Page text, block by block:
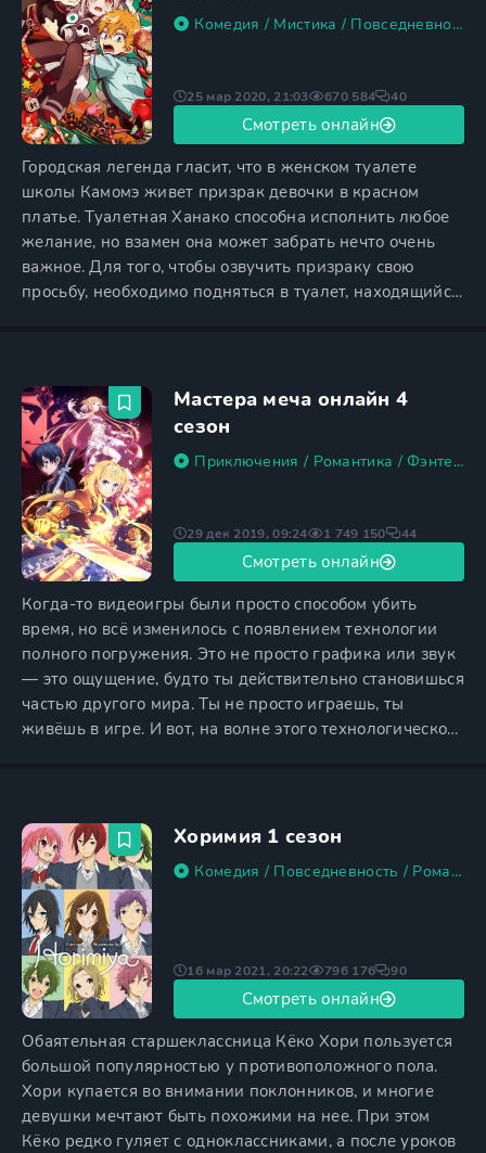
Комедия / Мистика / Повседневность
Городская легенда гласит, что в женском туалете
школы Камомэ живет призрак девочки в красном
платье. Туалетная Ханако способна исполнить любое
желание, но взамен она может забрать нечто очень
важное. Для того, чтобы озвучить призраку свою
просьбу, необходимо подняться в туалет, находящийся
туалетного призрака, последствия сделки с которым
могут
25 мар 2020, 21:03 670 584 40
Смотреть онлайн
Мастера меча онлайн 4
сезон
Приключения / Романтика / Фэнтези
Когда-то видеоигры были просто способом убить
время, но всё изменилось с появлением технологии
полного погружения. Это не просто графика или звук
— это ощущение, будто ты действительно становишься
частью другого мира. Ты не просто играешь, ты
живёшь в игре. И вот, на волне этого технологического
персонажем, а становишься им. Ты чувствуешь ветер
на
29 дек 2019, 09:24 1 749 150 44
Смотреть онлайн
Хоримия 1 сезон
Комедия / Повседневность / Романтика
Обаятельная старшеклассница Кёко Хори пользуется
большой популярностью у противоположного пола.
Хори купается во внимании поклонников, и многие
девушки мечтают быть похожими на нее. При этом
Кёко редко гуляет с одноклассниками, а после уроков
16 мар 2021, 20:22 796 176 90
Смотреть онлайн